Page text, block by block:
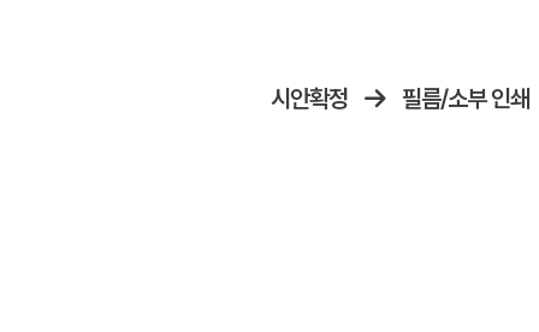
시안확정 필름/소부 인쇄